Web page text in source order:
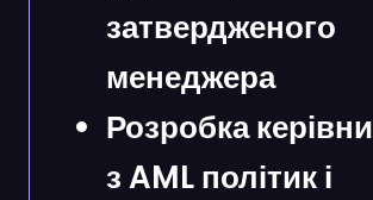
затвердженого
менеджера
Розробка
з AML політик і